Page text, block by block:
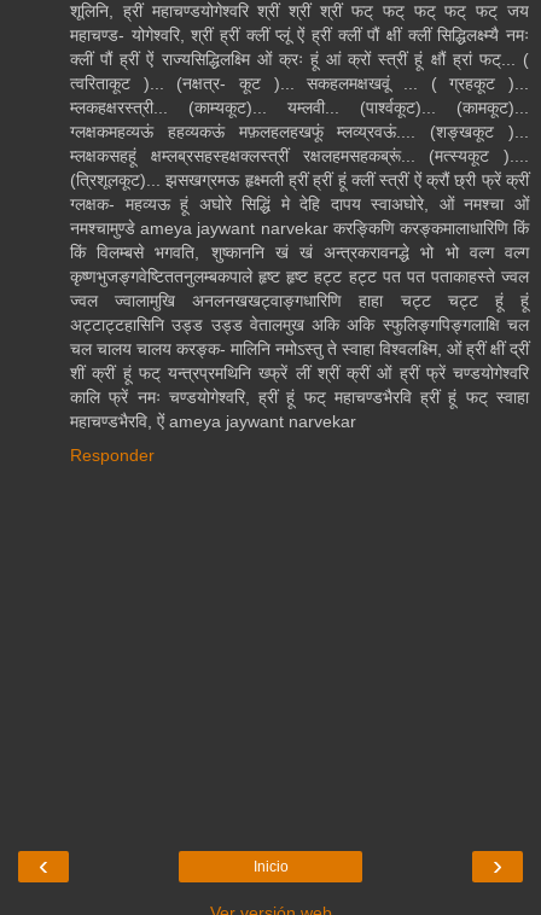
शूलिनि, ह्रीं महाचण्डयोगेश्वरि श्रीं श्रीं श्रीं फट् फट् फट् फट् फट् जय
महाचण्ड- योगेश्वरि, श्रीं ह्रीं क्लीं प्लूं ऐं ह्रीं क्लीं पौं क्षीं क्लीं सिद्धिलक्ष्म्यै नमः
क्लीं पौं ह्रीं ऐं राज्यसिद्धिलक्ष्मि ओं क्रः हूं आं क्रों स्त्रीं हूं क्षौं ह्रां फट्... (
त्वरिताकूट )... (नक्षत्र- कूट )... सकहलमक्षखवूं ... ( ग्रहकूट )...
म्लकहक्षरस्त्री... (काम्यकूट)... यम्लवी... (पार्श्वकूट)... (कामकूट)...
ग्लक्षकमहव्यऊं हहव्यकऊं मफ़लहलहखफूं म्लव्य्रवऊं.... (शङ्खकूट )...
म्लक्षकसहहूं क्षम्लब्रसहस्हक्षक्लस्त्रीं रक्षलहमसहकब्रूं... (मत्स्यकूट )....
(त्रिशूलकूट)... झसखग्रमऊ हृक्ष्मली ह्रीं ह्रीं हूं क्लीं स्त्रीं ऐं क्रौं छ्री फ्रें क्रीं
ग्लक्षक- महव्यऊ हूं अघोरे सिद्धिं मे देहि दापय स्वाअघोरे, ओं नमश्चा ओं
नमश्चामुण्डे ameya jaywant narvekar करङ्किणि करङ्कमालाधारिणि किं
किं विलम्बसे भगवति, शुष्काननि खं खं अन्त्रकरावनद्धे भो भो वल्ग वल्ग
कृष्णभुजङ्गवेष्टिततनुलम्बकपाले हृष्ट हृष्ट हट्ट हट्ट पत पत पताकाहस्ते ज्वल
ज्वल ज्वालामुखि अनलनखखट्वाङ्गधारिणि हाहा चट्ट चट्ट हूं हूं
अट्टाट्टहासिनि उड्ड उड्ड वेतालमुख अकि अकि स्फुलिङ्गपिङ्गलाक्षि चल
चल चालय चालय करङ्क- मालिनि नमोऽस्तु ते स्वाहा विश्वलक्ष्मि, ओं ह्रीं क्षीं द्रीं
शीं क्रीं हूं फट् यन्त्रप्रमथिनि ख्फ्रें लीं श्रीं क्रीं ओं ह्रीं फ्रें चण्डयोगेश्वरि
कालि फ्रें नमः चण्डयोगेश्वरि, ह्रीं हूं फट् महाचण्डभैरवि ह्रीं हूं फट् स्वाहा
महाचण्डभैरवि, ऐं ameya jaywant narvekar
Responder
‹ ›
Inicio